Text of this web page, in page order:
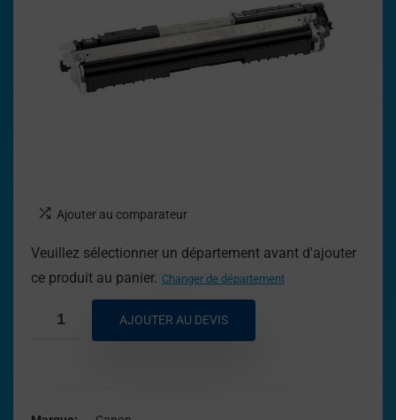
Ajouter au comparateur
Veuillez sélectionner un département avant d'ajouter
ce produit au panier. Changer de département
AJOUTER AU DEVIS